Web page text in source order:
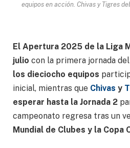
equipos en acción. Chivas y Tigres
El Apertura 2025 de la Liga
julio con la primera jornada
los dieciocho equipos
inicial, mientras que Chivas y
esperar hasta la Jornada 2
campeonato regresa tras un
Mundial de Clubes y la Copa